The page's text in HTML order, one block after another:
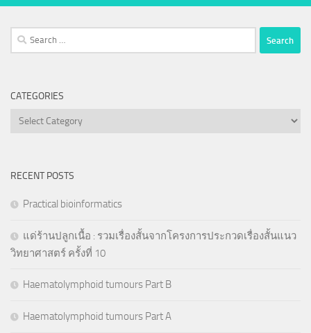
Search
for:
CATEGORIES
Categories
RECENT POSTS
Practical bioinformatics
แด่ร้านปลูกเนื้อ : รวมเรื่องสั้นจากโครงการประกวดเรื่องสั้นแนว
วิทยาศาสตร์ ครั้งที่ 10
Haematolymphoid tumours Part B
Haematolymphoid tumours Part A